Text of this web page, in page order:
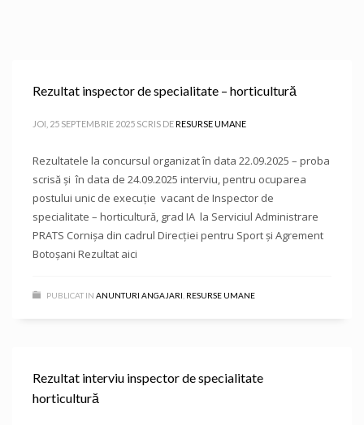
Rezultat inspector de specialitate – horticultură
JOI, 25 SEPTEMBRIE 2025 SCRIS DERESURSE UMANE
Rezultatele la concursul organizat în data 22.09.2025 – proba
scrisă și în data de 24.09.2025 interviu, pentru ocuparea
postului unic de execuție vacant de Inspector de
specialitate – horticultură, grad IA la Serviciul Administrare
PRATS Cornișa din cadrul Direcției pentru Sport și Agrement
Botoșani Rezultat aici
PUBLICAT IN ANUNTURI ANGAJARI RESURSE UMANE
Rezultat interviu inspector de specialitate
horticultură